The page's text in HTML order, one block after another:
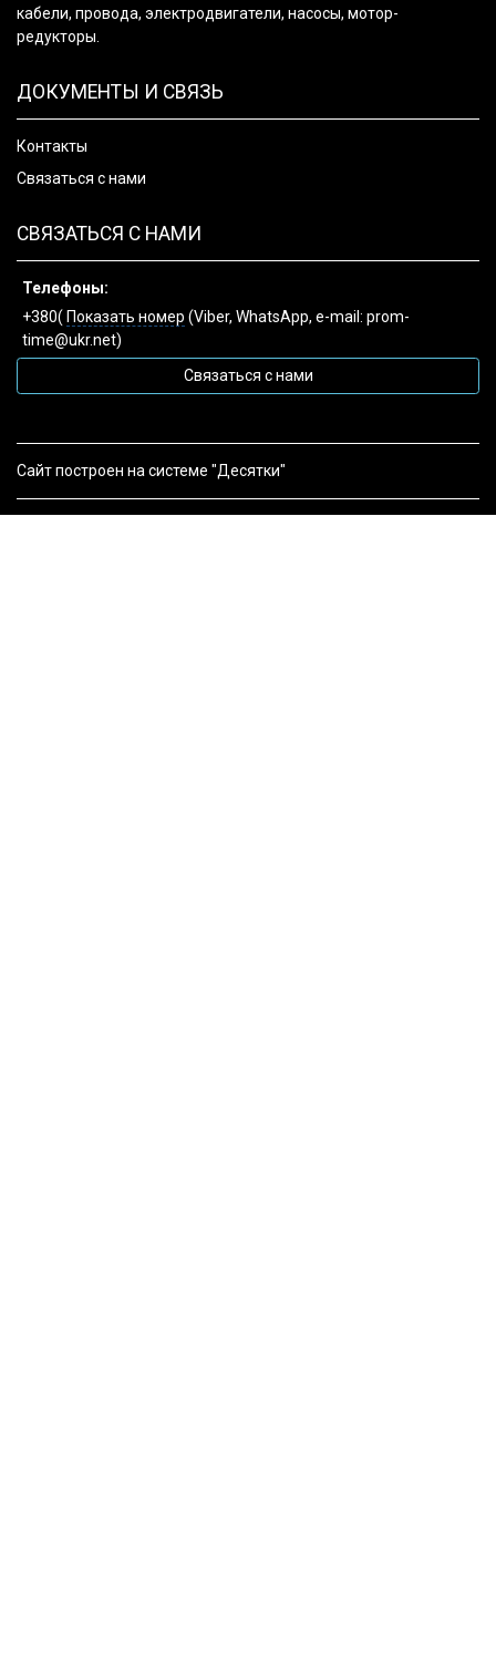
кабели, провода, электродвигатели, насосы, мотор-
редукторы.
ДОКУМЕНТЫ И СВЯЗЬ
Контакты
Связаться с нами
СВЯЗАТЬСЯ С НАМИ
Телефоны:
+380( Показать номер (Viber, WhatsApp, e-mail: prom-
time@ukr.net)
Связаться с нами
Сайт построен на системе "Десятки"